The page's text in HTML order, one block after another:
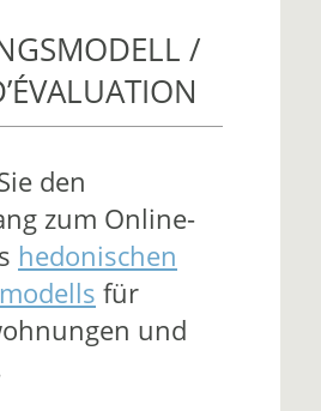
/
den
zum Online-
hedonischen
für
und